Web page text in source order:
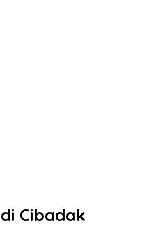
Cibadak